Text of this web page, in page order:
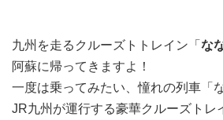
九州を走るクルーズトトレイン「 な
阿蘇に帰ってきますよ！
一度は乗ってみたい、憧れの列車「
JR九州が運行する豪華クルーズトレ